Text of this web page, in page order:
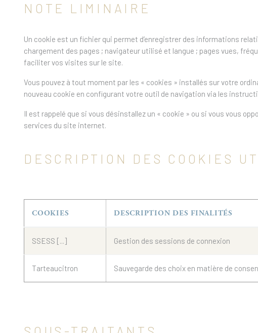
NOTE LIMINAIRE
Un cookie est un fichier qui permet d’enregistrer des informations
chargement des pages ; navigateur utilisé et langue ; pages vues,
faciliter vos visites sur le site.
Vous pouvez à tout moment par les « cookies » installés sur votre
nouveau cookie en configurant votre outil de navigation via les
Il est rappelé que si vous désinstallez un « cookie » ou si vous vous
services du site internet.
DESCRIPTION DES COOKIES
COOKIES DESCRIPTION DES FINALITÉS
SSESS [...] Gestion des sessions de connexion
Tarteaucitron Sauvegarde des choix en matière de